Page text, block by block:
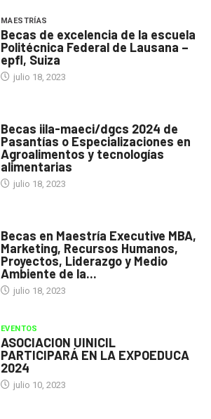
MAESTRÍAS
Becas de excelencia de la escuela
Politécnica Federal de Lausana –
epfl, Suiza
julio 18, 2023
Becas iila-maeci/dgcs 2024 de
Pasantías o Especializaciones en
Agroalimentos y tecnologías
alimentarias
julio 18, 2023
Becas en Maestría Executive MBA,
Marketing, Recursos Humanos,
Proyectos, Liderazgo y Medio
Ambiente de la...
julio 18, 2023
EVENTOS
ASOCIACION UINICIL
PARTICIPARÁ EN LA EXPOEDUCA
2024
julio 10, 2023